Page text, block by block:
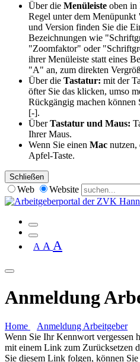
Über die Menüleiste oben in
Regel unter dem Menüpunkt
und Version finden Sie die
Bezeichnungen wie
"Zoomfaktor" oder
ihrer Menüleiste statt eines
"A" an, zum direkten
Über die Tastatur: mit der
öfter Sie das klicken, umso
Rückgängig machen
[-].
ÜberTastatur und Maus:
Ihrer Maus.
Wenn Sie einen Mac nutzen,
Apfel-Taste.
Schließen
Web Website
A A A
Anmeldung
Home
Anmeldung Arbeitgeber
Wenn Sie Ihr Kennwort vergessen
mit einem Link zum Zurücksetzen
Sie diesem Link folgen, können